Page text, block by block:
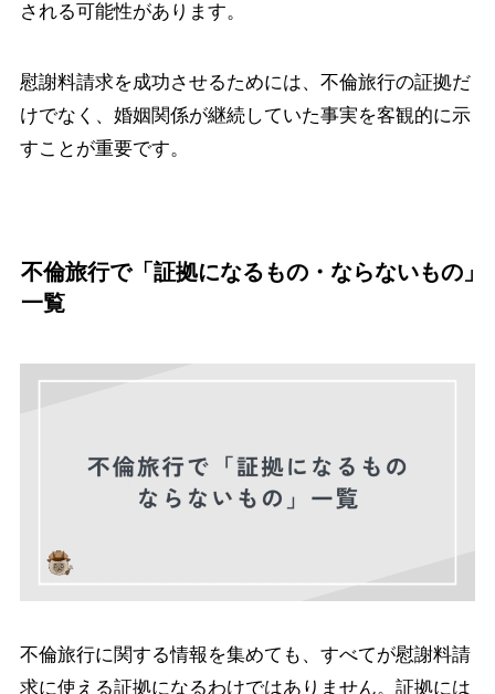
される可能性があります。
慰謝料請求を成功させるためには、不倫旅行の証拠だ
けでなく、婚姻関係が継続していた事実を客観的に示
すことが重要です。
不倫旅行で「証拠になるもの・ならないもの」
一覧
不倫旅行に関する情報を集めても、すべてが慰謝料請
求に使える証拠になるわけではありません。証拠には